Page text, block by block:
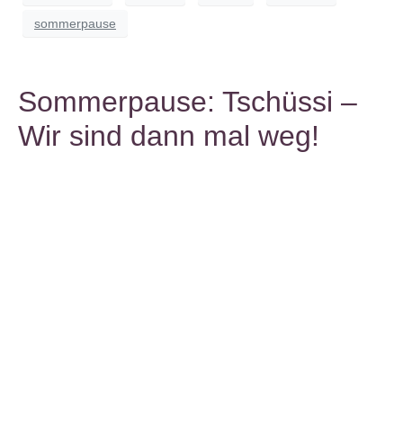
sommerpause
Sommerpause: Tschüssi –
Wir sind dann mal weg!